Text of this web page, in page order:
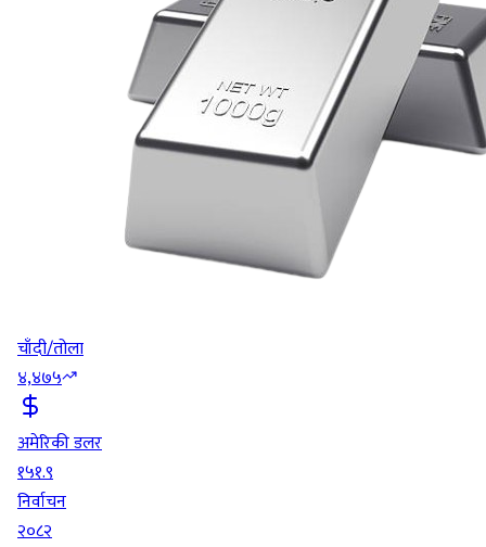
चाँदी/तोला
४,४७५
अमेरिकी डलर
१५१.९
निर्वाचन
२०८२